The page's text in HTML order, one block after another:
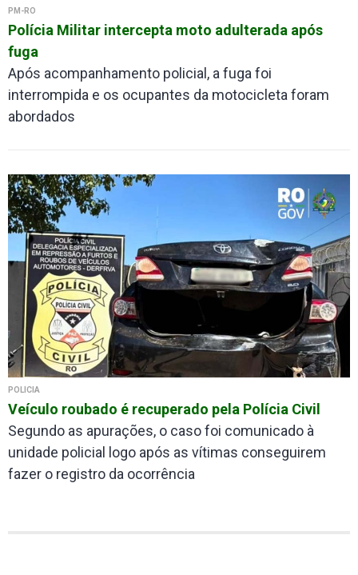
PM-RO
Polícia Militar intercepta moto adulterada após
fuga
Após acompanhamento policial, a fuga foi
interrompida e os ocupantes da motocicleta foram
abordados
POLÍCIA
Veículo roubado é recuperado pela Polícia Civil
Segundo as apurações, o caso foi comunicado à
unidade policial logo após as vítimas conseguirem
fazer o registro da ocorrência